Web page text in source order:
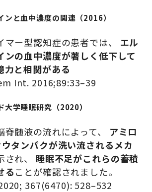
ンと血中濃度の関連（2016）
マー型認知症の患者では、 エル
ンの血中濃度が著しく低下して
力と相関がある
Int. 2016;89:33–39
大学睡眠研究（2020）
脊髄液の流れによって、 アミロ
タンパクが洗い流されるメカ
され、 睡眠不足がこれらの蓄積
ることが確認されました。
367(6470): 528–532